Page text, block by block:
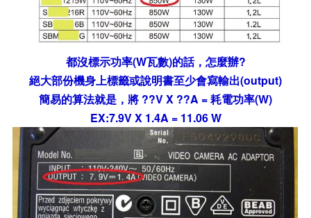
都沒標示功率(W瓦數)的話，怎麼辦?
絕大部份機身上標籤或說明書至少會寫輸出(output)
簡易的算法就是，將 ??V X ??A = 耗電功率(W)
EX:7.9V X 1.4A = 11.06 W